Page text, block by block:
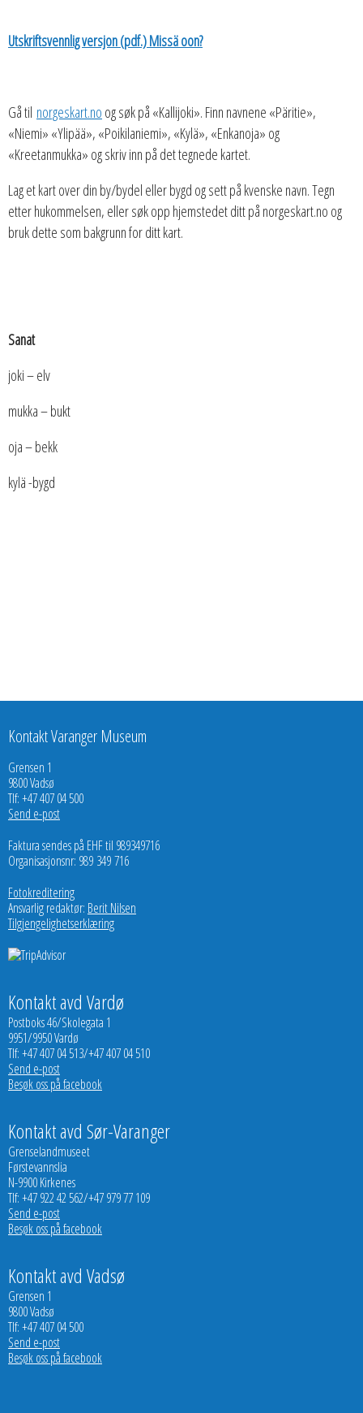
Utskriftsvennlig versjon (pdf.) Missä oon?
Gå til norgeskart.no og søk på «Kallijoki». Finn navnene «Päritie»,
«Niemi» «Ylipää», «Poikilaniemi», «Kylä», «Enkanoja» og
«Kreetanmukka» og skriv inn på det tegnede kartet.
Lag et kart over din by/bydel eller bygd og sett på kvenske navn. Tegn
etter hukommelsen, eller søk opp hjemstedet ditt på norgeskart.no og
bruk dette som bakgrunn for ditt kart.
Sanat
joki – elv
mukka – bukt
oja – bekk
kylä -bygd
Kontakt Varanger Museum
Grensen 1
9800 Vadsø
Tlf: +47 407 04 500
Send e-post
Faktura sendes på EHF til 989349716
Organisasjonsnr: 989 349 716
Fotokreditering
Ansvarlig redaktør: Berit Nilsen
Tilgjengelighetserklæring
Kontakt avd Vardø
Postboks 46/Skolegata 1
9951/9950 Vardø
Tlf: +47 407 04 513/+47 407 04 510
Send e-post
Besøk oss på facebook
Kontakt avd Sør-Varanger
Grenselandmuseet
Førstevannslia
N-9900 Kirkenes
Tlf: +47 922 42 562/+47 979 77 109
Send e-post
Besøk oss på facebook
Kontakt avd Vadsø
Grensen 1
9800 Vadsø
Tlf: +47 407 04 500
Send e-post
Besøk oss på facebook